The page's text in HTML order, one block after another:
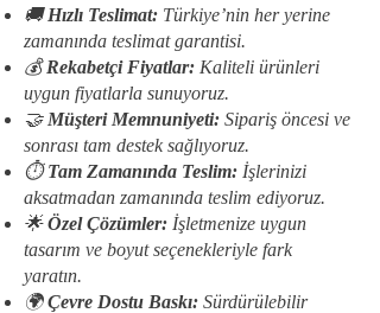
🚚Hızlı Teslimat: Türkiye’nin her yerine
zamanında teslimat garantisi.
💰Rekabetçi Fiyatlar: Kaliteli ürünleri
uygun fiyatlarla sunuyoruz.
🤝 Müşteri Memnuniyeti: Sipariş öncesi ve
sonrası tam destek sağlıyoruz.
⏱️Tam Zamanında Teslim: İşlerinizi
aksatmadan zamanında teslim ediyoruz.
🌟Özel Çözümler: İşletmenize uygun
tasarım ve boyut seçenekleriyle fark
yaratın.
🌍Çevre Dostu Baskı: Sürdürülebilir